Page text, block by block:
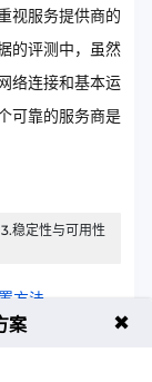
视服务提供商的
的评测中，虽然
络连接和基本运
可靠的服务商是
稳定性与可用性
方法
案 ✖